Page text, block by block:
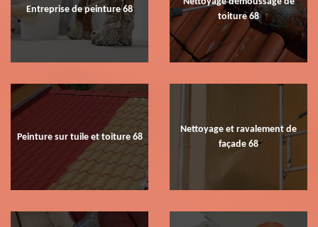
Entreprise de peinture 68
toiture 68
Peinture sur tuile et toiture 68
Nettoyage et ravalement de
façade 68